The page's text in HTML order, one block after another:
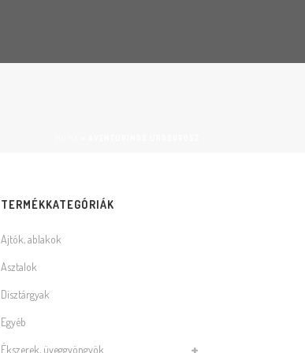
TERMÉKKATEGÓRIÁK
Ajtók, ablakok
Asztalok
Dísztárgyak
Egyéb
Ékszerek, üveggyöngyök